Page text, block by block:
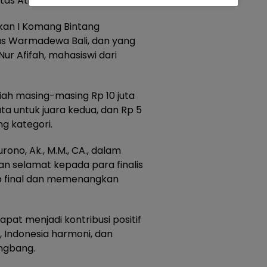
I Komang Bintang
Warmadewa Bali, dan yang
Afifah, mahasiswi dari
masing-masing Rp 10 juta
untuk juara kedua, dan Rp 5
kategori.
Ak., M.M., CA., dalam
selamat kepada para finalis
dan memenangkan
menjadi kontribusi positif
harmoni, dan